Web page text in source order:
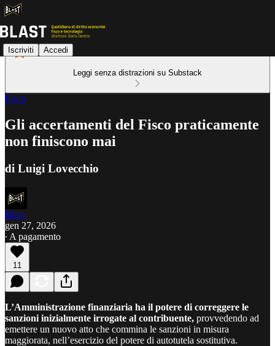
Iscriviti Accedi
Leggi senza distrazioni su Substack
Fisco
Gli accertamenti del Fisco praticamente
non finiscono mai
di Luigi Lovecchio
Blast
gen 27, 2026
∙ A pagamento
11
L’Amministrazione finanziaria ha il potere di correggere le
sanzioni inizialmente irrogate al contribuente, provvedendo ad
emettere un nuovo atto che commina le sanzioni in misura
maggiorata, nell’esercizio del potere di autotutela sostitutiva.